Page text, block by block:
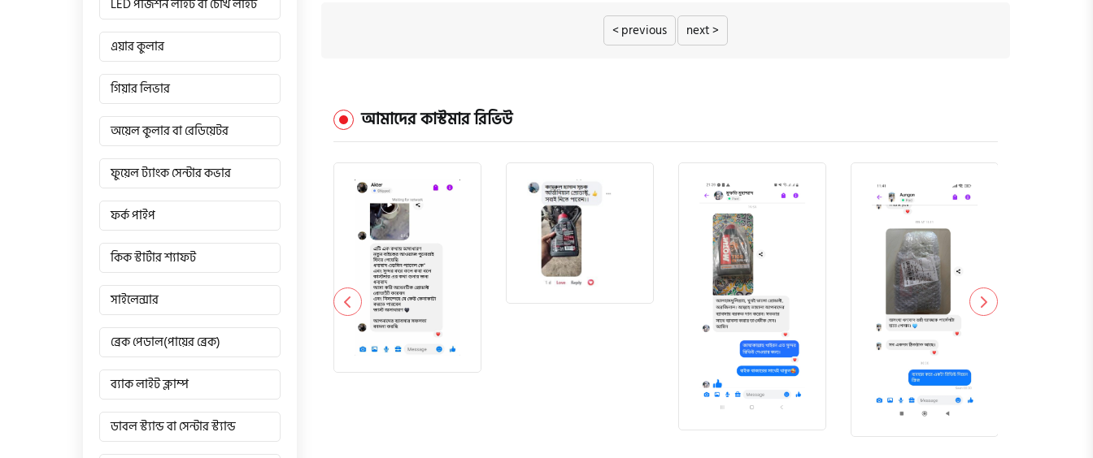
LED পজিশন লাইট বা চোখ লাইট
এয়ার কুলার
গিয়ার লিভার
অয়েল কুলার বা রেডিয়েটর
ফুয়েল ট্যাংক সেন্টার কভার
ফর্ক পাইপ
কিক স্টার্টার শ্যাফট
সাইলেন্সার
ব্রেক পেডাল(পায়ের ব্রেক)
ব্যাক লাইট ক্লাম্প
ডাবল স্ট্যান্ড বা সেন্টার স্ট্যান্ড
< previous next >
আমাদের কাস্টমার রিভিউ